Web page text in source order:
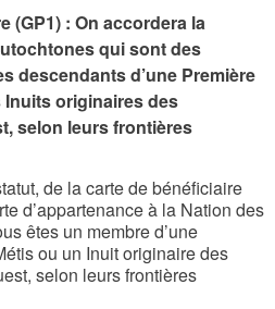
(GP1) : On accordera la
qui sont des
descendants d’une Première
Inuits originaires des
selon leurs frontières
de la carte de bénéficiaire
d’appartenance à la Nation des
êtes un membre d’une
ou un Inuit originaire des
selon leurs frontières